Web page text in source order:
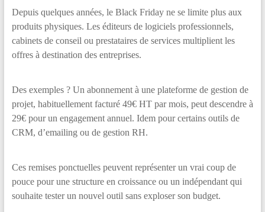
Depuis quelques années, le Black Friday ne se limite plus aux
produits physiques. Les éditeurs de logiciels professionnels,
cabinets de conseil ou prestataires de services multiplient les
offres à destination des entreprises.
Des exemples ? Un abonnement à une plateforme de gestion de
projet, habituellement facturé 49€ HT par mois, peut descendre à
29€ pour un engagement annuel. Idem pour certains outils de
CRM, d’emailing ou de gestion RH.
Ces remises ponctuelles peuvent représenter un vrai coup de
pouce pour une structure en croissance ou un indépendant qui
souhaite tester un nouvel outil sans exploser son budget.